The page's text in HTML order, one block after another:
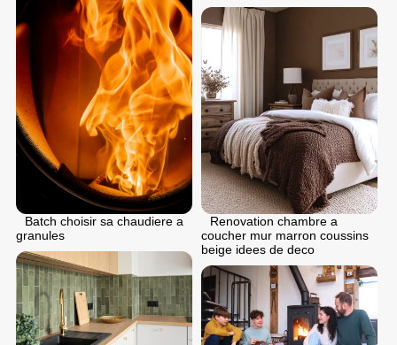
Batch choisir sa chaudiere a
granules
Renovation chambre a
coucher mur marron coussins
beige idees de deco